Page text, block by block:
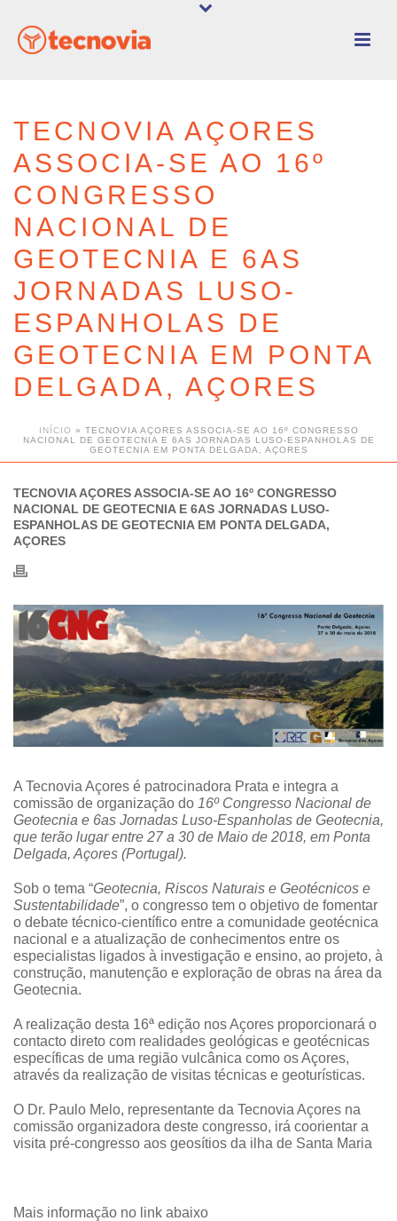
TECNOVIA AÇORES
ASSOCIA-SE AO 16º
CONGRESSO
NACIONAL DE
GEOTECNIA E 6AS
JORNADAS LUSO-
ESPANHOLAS DE
GEOTECNIA EM PONTA
DELGADA, AÇORES
INÍCIO » TECNOVIA AÇORES ASSOCIA-SE AO 16º CONGRESSO
NACIONAL DE GEOTECNIA E 6AS JORNADAS LUSO-ESPANHOLAS DE
GEOTECNIA EM PONTA DELGADA, AÇORES
TECNOVIA AÇORES ASSOCIA-SE AO 16º CONGRESSO
NACIONAL DE GEOTECNIA E 6AS JORNADAS LUSO-
ESPANHOLAS DE GEOTECNIA EM PONTA DELGADA,
AÇORES
A Tecnovia Açores é patrocinadora Prata e integra a
comissão de organização do 16º Congresso Nacional de
Geotecnia e 6as Jornadas Luso-Espanholas de Geotecnia,
que terão lugar entre 27 a 30 de Maio de 2018, em Ponta
Delgada, Açores (Portugal).
Sob o tema “Geotecnia, Riscos Naturais e Geotécnicos e
Sustentabilidade”, o congresso tem o objetivo de fomentar
o debate técnico-científico entre a comunidade geotécnica
nacional e a atualização de conhecimentos entre os
especialistas ligados à investigação e ensino, ao projeto, à
construção, manutenção e exploração de obras na área da
Geotecnia.
A realização desta 16ª edição nos Açores proporcionará o
contacto direto com realidades geológicas e geotécnicas
específicas de uma região vulcânica como os Açores,
através da realização de visitas técnicas e geoturísticas.
O Dr. Paulo Melo, representante da Tecnovia Açores na
comissão organizadora deste congresso, irá coorientar a
visita pré-congresso aos geosítios da ilha de Santa Maria
Mais informação no link abaixo